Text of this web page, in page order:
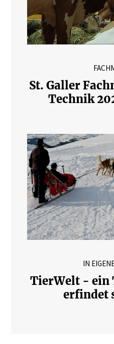
St. Galler
Technik
IN
TierWelt -
erfindet